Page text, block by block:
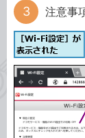
注意事